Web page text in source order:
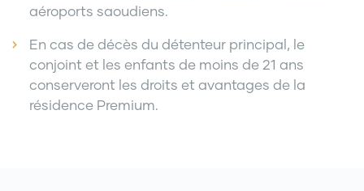
aéroports saoudiens.
En cas de décès du détenteur principal, le
conjoint et les enfants de moins de 21 ans
conserveront les droits et avantages de la
résidence Premium.